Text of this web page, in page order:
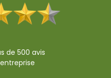
de 500 avis